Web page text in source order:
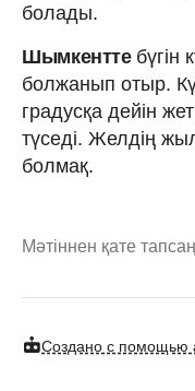
болады.
Шымкентте
болжанып отыр.
градусқа дейін
түседі. Желдің
болмақ.
Мәтіннен қате
Создано с помощью